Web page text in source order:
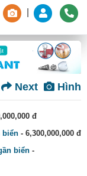
Hình
Next
đ
biển - 6,300,000,000 đ
biển -